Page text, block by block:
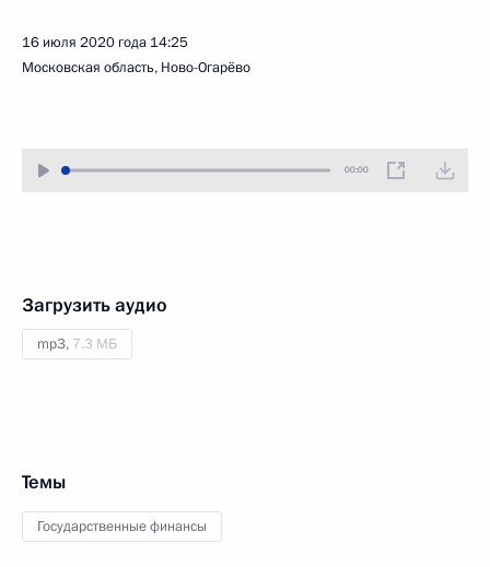
16 июля 2020 года 14:25
Московская область, Ново-Огарёво
00:00
Загрузить аудио
mp3, 7.3 МБ
Темы
Государственные финансы